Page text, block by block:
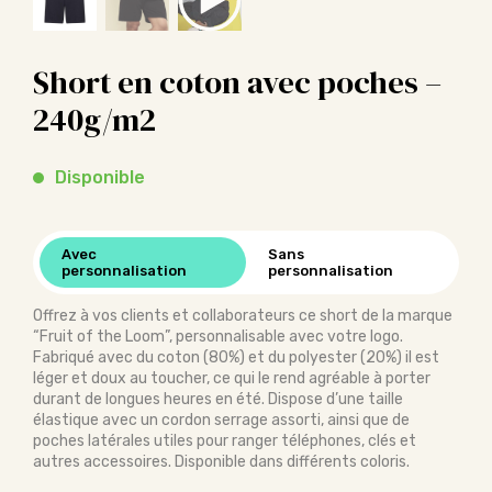
Short en coton avec poches –
240g/m2
Disponible
Avec
personnalisation
Sans
personnalisation
Offrez à vos clients et collaborateurs ce short de la marque
“Fruit of the Loom”, personnalisable avec votre logo.
Fabriqué avec du coton (80%) et du polyester (20%) il est
léger et doux au toucher, ce qui le rend agréable à porter
durant de longues heures en été. Dispose d’une taille
élastique avec un cordon serrage assorti, ainsi que de
poches latérales utiles pour ranger téléphones, clés et
autres accessoires. Disponible dans différents coloris.